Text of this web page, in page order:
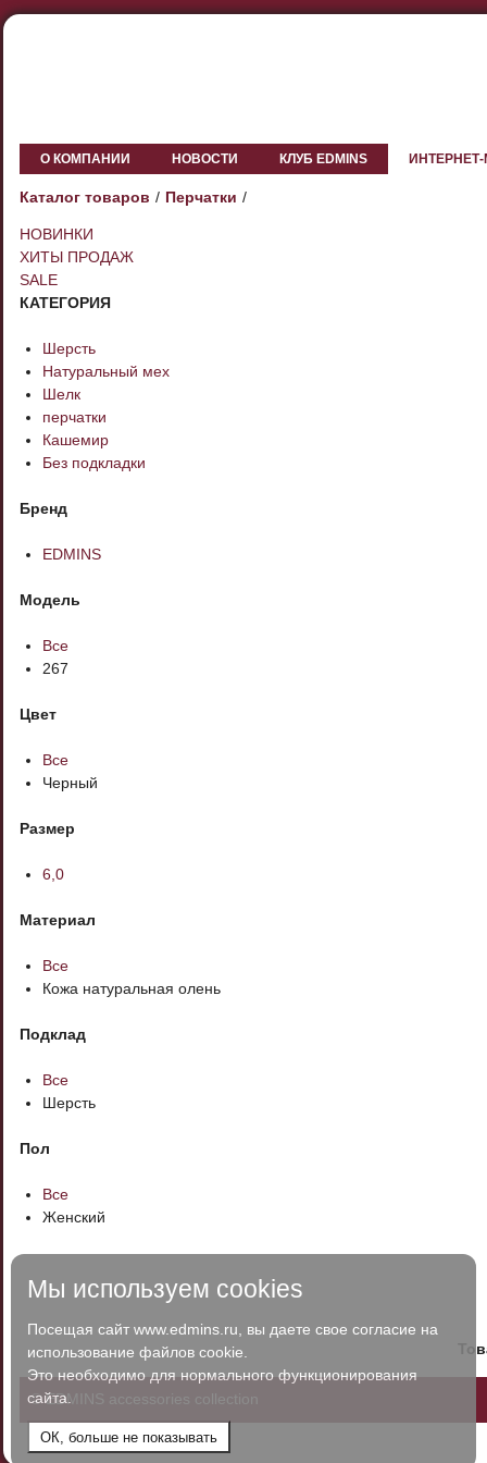
О КОМПАНИИ НОВОСТИ КЛУБ EDMINS
Каталог товаров Перчатки
НОВИНКИ
ХИТЫ ПРОДАЖ
SALE
КАТЕГОРИЯ
Шерсть
Натуральный мех
Шелк
перчатки
Кашемир
Без подкладки
Бренд
EDMINS
Модель
Все
267
Цвет
Все
Черный
Размер
6,0
Материал
Все
Кожа натуральная олень
Подклад
Все
Шерсть
Пол
Все
Женский
© EDMINS accessories collection
Мы используем cookies
Посещая сайт www.edmins.ru, вы даете свое согласие на
использование файлов cookie.
Это необходимо для нормального функционирования
сайта.
ОК, больше не показывать